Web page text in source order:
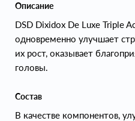
Описание
DSD Dixidox De Luxe Triple
одновременно улучшает
их рост, оказывает
головы.
Состав
В качестве компонентов,